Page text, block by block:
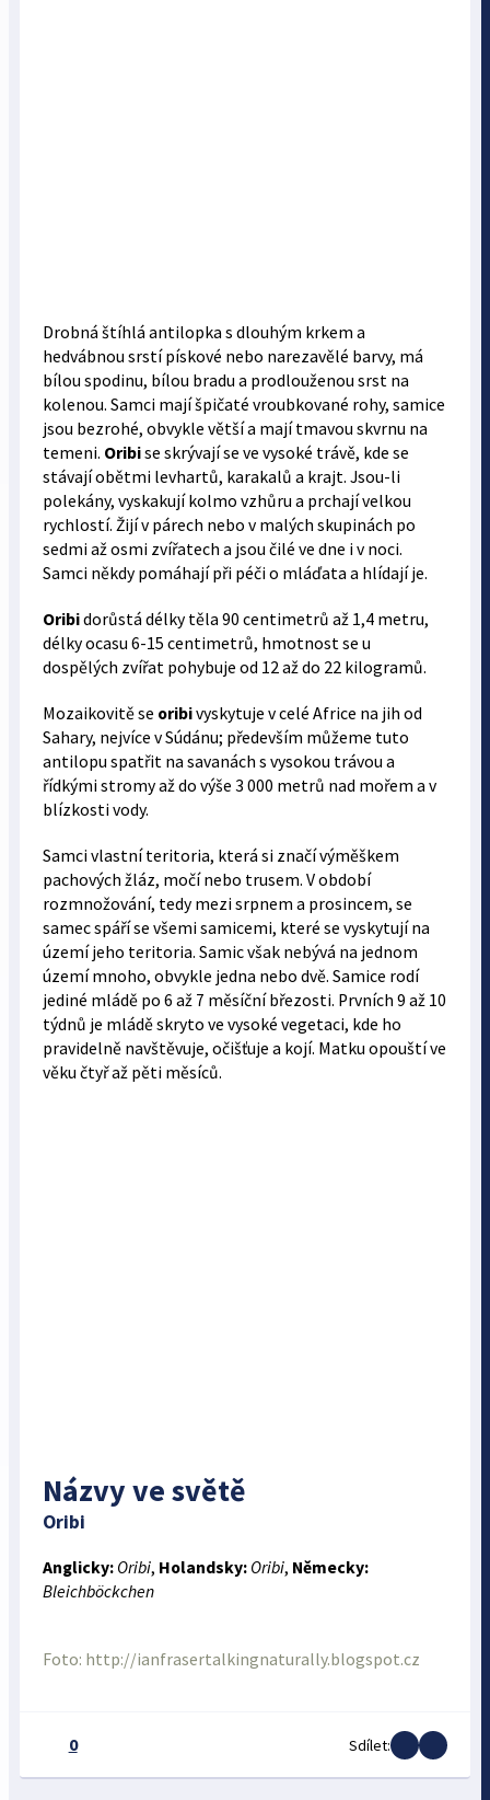
Drobná štíhlá antilopka s dlouhým krkem a
hedvábnou srstí pískové nebo narezavělé barvy, má
bílou spodinu, bílou bradu a prodlouženou srst na
kolenou. Samci mají špičaté vroubkované rohy, samice
jsou bezrohé, obvykle větší a mají tmavou skvrnu na
temeni. Oribise skrývají se ve vysoké trávě, kde se
stávají obětmi levhartů, karakalů a krajt. Jsou-li
polekány, vyskakují kolmo vzhůru a prchají velkou
rychlostí. Žijí v párech nebo v malých skupinách po
sedmi až osmi zvířatech a jsou čilé ve dne i v noci.
Samci někdy pomáhají při péči o mláďata a hlídají je.
Oribidorůstá délky těla 90 centimetrů až 1,4 metru,
délky ocasu 6-15 centimetrů, hmotnost se u
dospělých zvířat pohybuje od 12 až do 22 kilogramů.
Mozaikovitě se oribivyskytuje v celé Africe na jih od
Sahary, nejvíce v Súdánu; především můžeme tuto
antilopu spatřit na savanách s vysokou trávou a
řídkými stromy až do výše 3 000 metrů nad mořem a v
blízkosti vody.
Samci vlastní teritoria, která si značí výměškem
pachových žláz, močí nebo trusem. V období
rozmnožování, tedy mezi srpnem a prosincem, se
samec spáří se všemi samicemi, které se vyskytují na
území jeho teritoria. Samic však nebývá na jednom
území mnoho, obvykle jedna nebo dvě. Samice rodí
jediné mládě po 6 až 7 měsíční březosti. Prvních 9 až 10
týdnů je mládě skryto ve vysoké vegetaci, kde ho
pravidelně navštěvuje, očišťuje a kojí. Matku opouští ve
věku čtyř až pěti měsíců.
Názvy ve světě
Oribi
Anglicky: Oribi, Holandsky: Oribi, Německy:
Bleichböckchen
Foto: http://ianfrasertalkingnaturally.blogspot.cz
0 Sdílet: